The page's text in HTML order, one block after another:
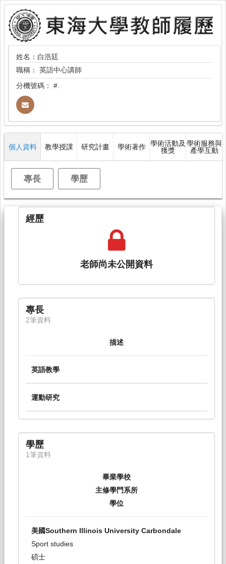
姓名：白浩廷
職稱： 英語中心講師
分機號碼： #.
個人資料 教學授課 研究計畫 學術著作 學術活動及
獲獎
學術服務與
產學互動
專長 學歷
經歷
老師尚未公開資料
專長
2筆資料
描述
英語教學
運動研究
學歷
1筆資料
畢業學校
主修學門系所
學位
美國Southern Illinois University Carbondale
Sport studies
碩士